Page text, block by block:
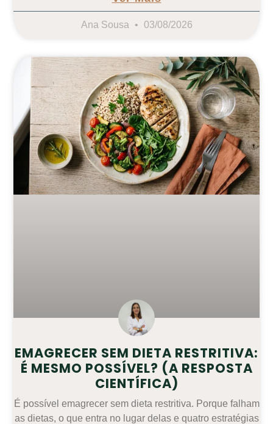
Ana Sousa 03/08/2026
EMAGRECER SEM DIETA RESTRITIVA:
É MESMO POSSÍVEL? (A RESPOSTA
CIENTÍFICA)
É possível emagrecer sem dieta restritiva. Porque falham
as dietas, o que entra no lugar delas e quatro estratégias